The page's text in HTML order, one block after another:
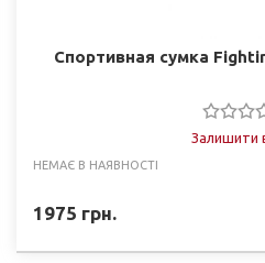
Спортивная сумка
Залишити
НЕМАЄ В НАЯВНОСТІ
1975 грн.